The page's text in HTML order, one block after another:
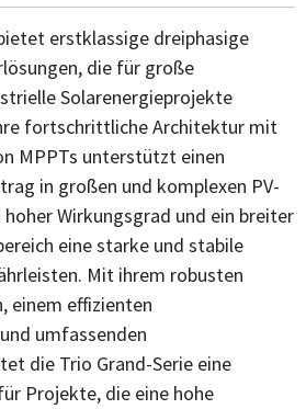
erstklassige dreiphasige
die für große
Solarenergieprojekte
fortschrittliche Architektur mit
MPPTs unterstützt einen
in großen und komplexen PV-
Wirkungsgrad und ein breiter
eine starke und stabile
Mit ihrem robusten
einem effizienten
umfassenden
die Trio Grand-Serie eine
Projekte, die eine hohe